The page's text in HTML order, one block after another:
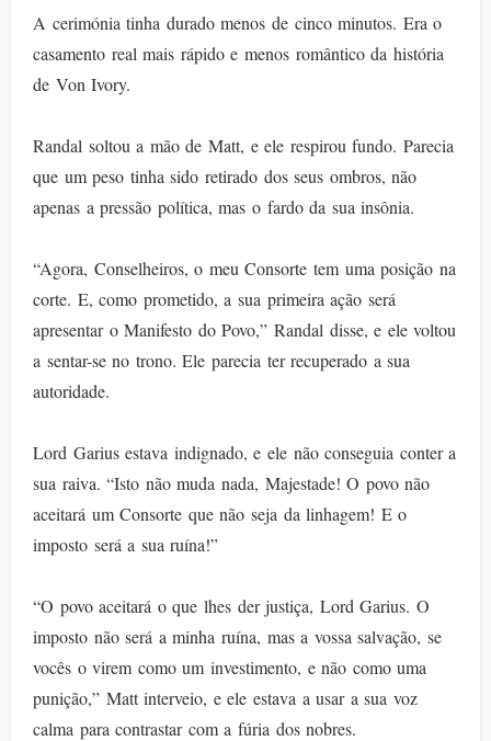
A cerimónia tinha durado menos de cinco minutos. Era o
casamento real mais rápido e menos romântico da história
de Von Ivory.
Randal soltou a mão de Matt, e ele respirou fundo. Parecia
que um peso tinha sido retirado dos seus ombros, não
apenas a pressão política, mas o fardo da sua insônia.
“Agora, Conselheiros, o meu Consorte tem uma posição na
corte. E, como prometido, a sua primeira ação será
apresentar o Manifesto do Povo,” Randal disse, e ele voltou
a sentar-se no trono. Ele parecia ter recuperado a sua
autoridade.
Lord Garius estava indignado, e ele não conseguia conter a
sua raiva. “Isto não muda nada, Majestade! O povo não
aceitará um Consorte que não seja da linhagem! E o
imposto será a sua ruína!”
“O povo aceitará o que lhes der justiça, Lord Garius. O
imposto não será a minha ruína, mas a vossa salvação, se
vocês o virem como um investimento, e não como uma
punição,” Matt interveio, e ele estava a usar a sua voz
calma para contrastar com a fúria dos nobres.